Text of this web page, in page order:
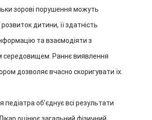
зорові порушення можуть
дитини, її здатність
та взаємодіяти з
середовищем. Раннє виявлення
дозволяє вчасно скоригувати їх.
педіатра обʼєднує всі результати